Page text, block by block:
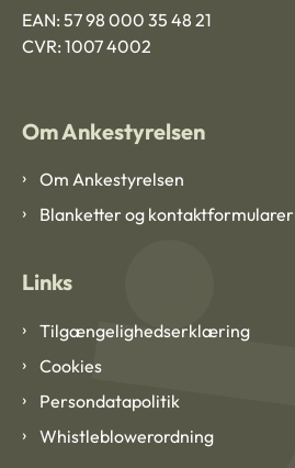
EAN: 57 98 000 35 48 21
CVR: 1007 4002
Om Ankestyrelsen
Om Ankestyrelsen
Blanketter og kontaktformularer
Links
Tilgængelighedserklæring
Cookies
Persondatapolitik
Whistleblowerordning